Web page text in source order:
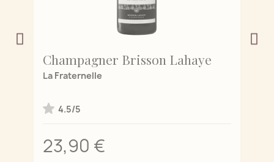
Champagner Brisson Lahaye
La Fraternelle
4.5/5
23,90 €